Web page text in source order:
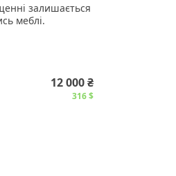
залишається
меблі.
12 000 ₴
316 $